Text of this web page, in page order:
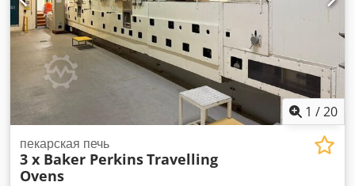
1 /20
пекарская печь
3 x Baker PerkinsTravelling
Ovens